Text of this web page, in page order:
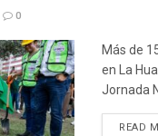
0
Más de
en La
Jornada
READ